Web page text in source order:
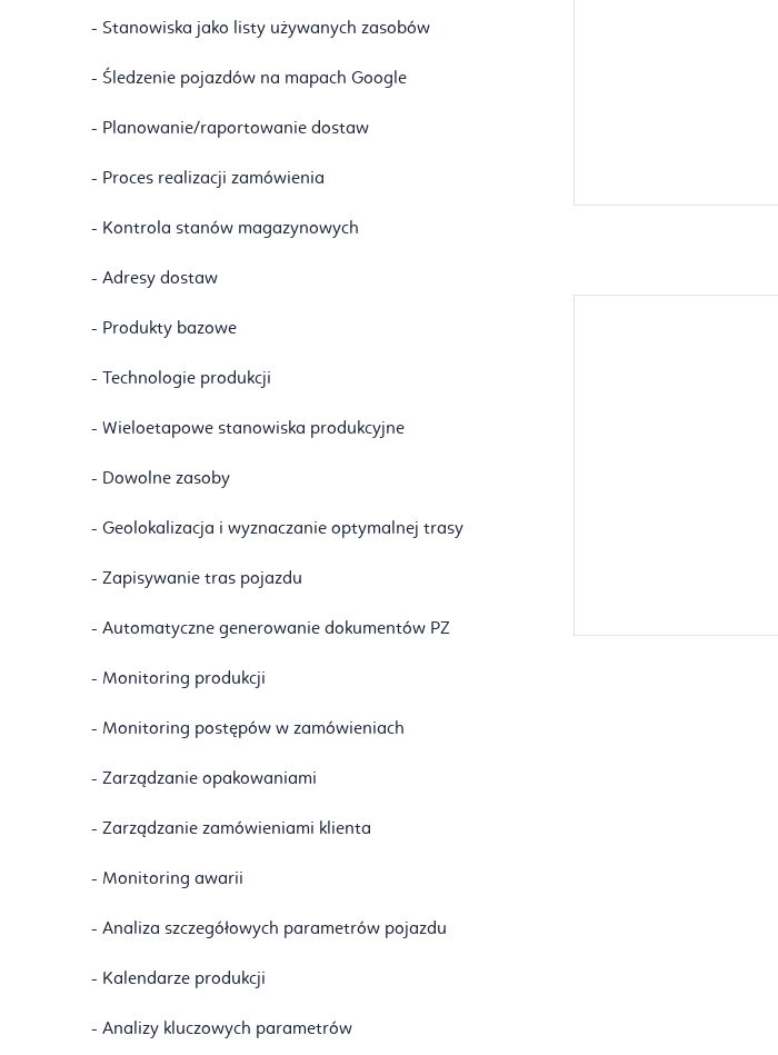
- Stanowiska jako listy używanych zasobów
- Śledzenie pojazdów na mapach Google
- Planowanie/raportowanie dostaw
- Proces realizacji zamówienia
- Kontrola stanów magazynowych
- Adresy dostaw
- Produkty bazowe
- Technologie produkcji
- Wieloetapowe stanowiska produkcyjne
- Dowolne zasoby
- Geolokalizacja i wyznaczanie optymalnej trasy
- Zapisywanie tras pojazdu
- Automatyczne generowanie dokumentów PZ
- Monitoring produkcji
- Monitoring postępów w zamówieniach
- Zarządzanie opakowaniami
- Zarządzanie zamówieniami klienta
- Monitoring awarii
- Analiza szczegółowych parametrów pojazdu
- Kalendarze produkcji
- Analizy kluczowych parametrów